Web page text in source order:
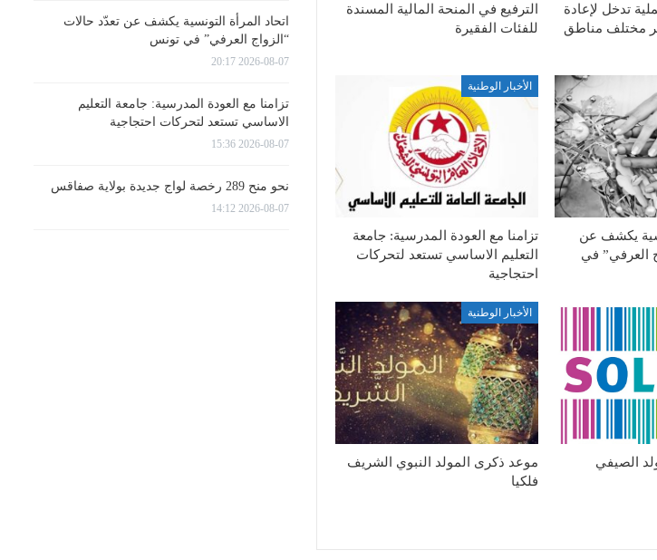
ألف عملية تدخل لإعادة
عبر مختلف مناطق
الترفيع في المنحة المالية المسندة
للفئات الفقيرة
يكشف عن
العرفي” في
الأخبار الوطنية
تزامنا مع العودة المدرسية: جامعة
التعليم الاساسي تستعد لتحركات
احتجاجية
الصيفي
الأخبار الوطنية
موعد ذكرى المولد النبوي الشريف
فلكيا
اتحاد المرأة التونسية يكشف عن تعدّد حالات
“الزواج العرفي” في تونس
2026-08-07 20:17
تزامنا مع العودة المدرسية: جامعة التعليم
الاساسي تستعد لتحركات احتجاجية
2026-08-07 15:36
نحو منح 289 رخصة لواج جديدة بولاية صفاقس
2026-08-07 14:12